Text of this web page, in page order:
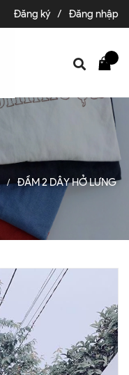
Đăng ký / Đăng nhập
/ ĐẦM 2 DÂY HỞ LƯNG